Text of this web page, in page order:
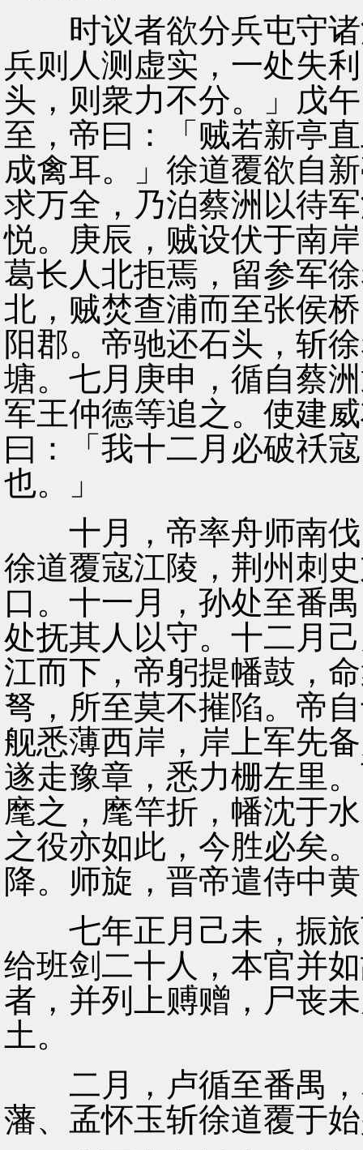
时议者欲分兵屯守诸
兵则人测虚实，一处失
头，则衆力不分。」戊
至，帝曰：「贼若新亭
成禽耳。」徐道覆欲自
求万全，乃泊蔡洲以待
悦。庚辰，贼设伏于南
葛长人北拒焉，留参军
北，贼焚查浦而至张侯
阳郡。帝驰还石头，斩
塘。七月庚申，循自蔡
军王仲德等追之。使建
曰：「我十二月必破祅
也。」
十月，帝率舟师南伐
徐道覆寇江陵，荆州刺
口。十一月，孙处至番
处抚其人以守。十二月
江而下，帝躬提幡鼓，
弩，所至莫不摧陷。帝
舰悉薄西岸，岸上军先
遂走豫章，悉力栅左里
麾之，麾竿折，幡沈于
之役亦如此，今胜必矣
降。师旋，晋帝遣侍中
七年正月己未，振旅
给班剑二十人，本官并
者，并列上赙赠，尸丧
土。
二月，卢循至番禺，
藩、孟怀玉斩徐道覆于